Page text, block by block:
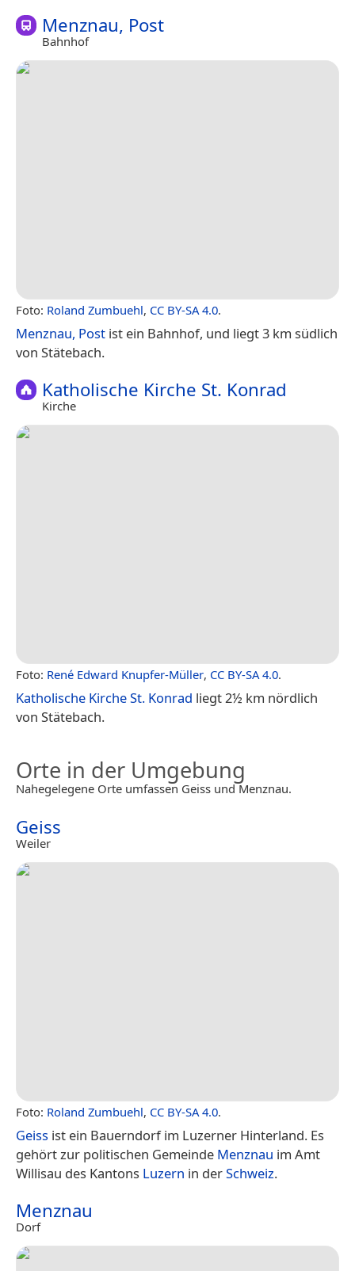
Menznau, Post
Bahnhof
Foto: Roland Zumbuehl, CC BY-SA 4.0.
Menznau, Post ist ein Bahnhof, und liegt 3 km südlich
von Stätebach.
Katholische Kirche St. Konrad
Kirche
Foto: René Edward Knupfer-Müller, CC BY-SA 4.0.
Katholische Kirche St. Konrad liegt 2½ km nördlich
von Stätebach.
Orte in der Umgebung
Nahegelegene Orte umfassen Geiss und Menznau.
Geiss
Weiler
Foto: Roland Zumbuehl, CC BY-SA 4.0.
Geiss ist ein Bauerndorf im Luzerner Hinterland. Es
gehört zur politischen Gemeinde Menznau im Amt
Willisau des Kantons Luzern in derSchweiz.
Menznau
Dorf